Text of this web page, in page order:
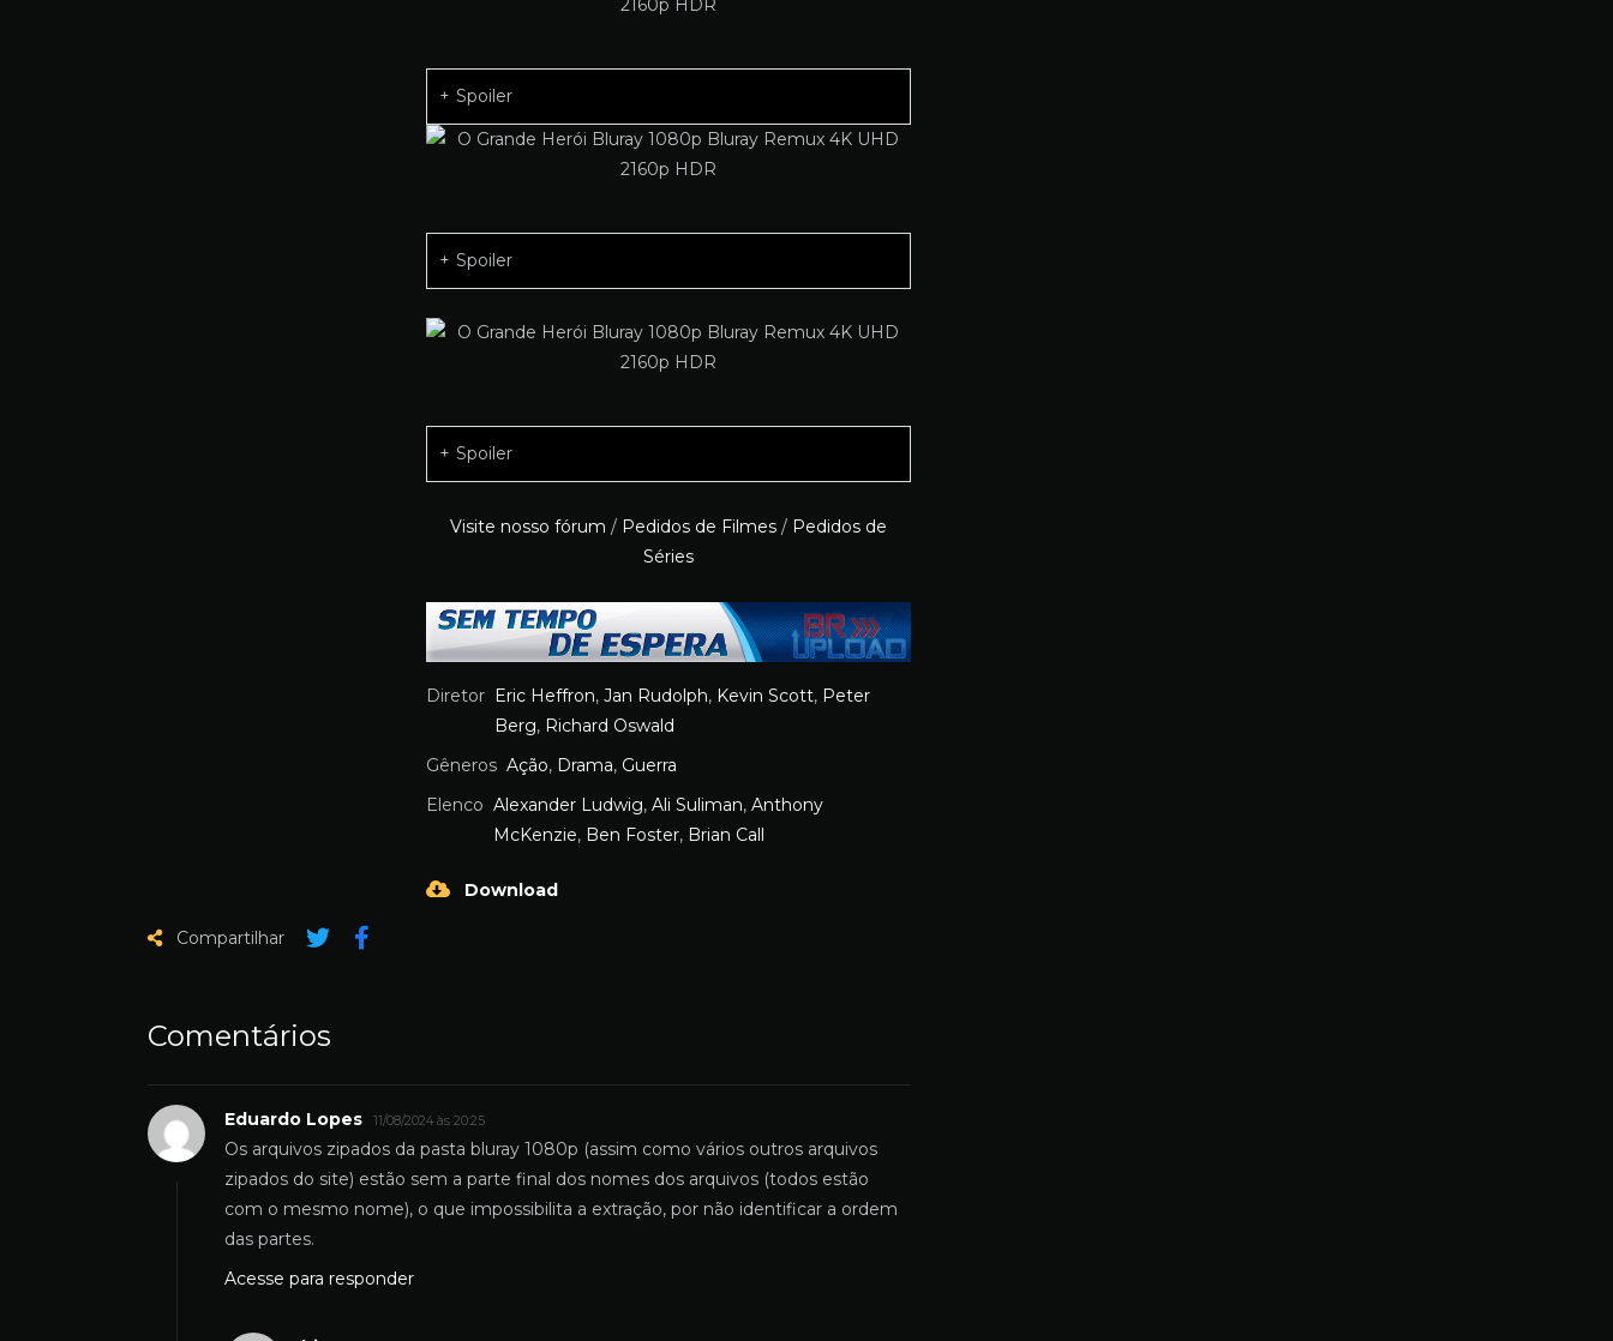
Spoiler
Spoiler
Spoiler
Visite nosso fórum / Pedidos de Filmes / Pedidos de
Séries
Diretor Eric Heffron, Jan Rudolph, Kevin Scott, Peter
Berg, Richard Oswald
Gêneros Ação, Drama, Guerra
Elenco Alexander Ludwig, Ali Suliman, Anthony
McKenzie, Ben Foster, Brian Call
Download
Compartilhar
Comentários
Eduardo Lopes 11/08/2024 às 20:25
Os arquivos zipados da pasta bluray 1080p (assim como vários outros arquivos
zipados do site) estão sem a parte final dos nomes dos arquivos (todos estão
com o mesmo nome), o que impossibilita a extração, por não identificar a ordem
das partes.
Acesse para responder